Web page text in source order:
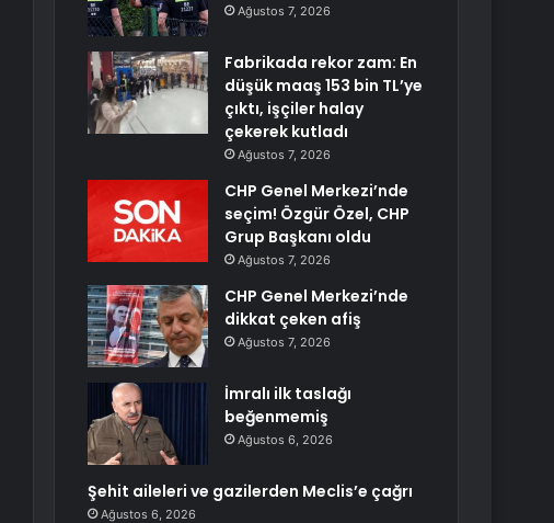
Ağustos 7, 2026
Fabrikada rekor zam: En
düşük maaş 153 bin TL’ye
çıktı, işçiler halay
çekerek kutladı
Ağustos 7, 2026
CHP Genel Merkezi’nde
seçim! Özgür Özel, CHP
Grup Başkanı oldu
Ağustos 7, 2026
CHP Genel Merkezi’nde
dikkat çeken afiş
Ağustos 7, 2026
İmralı ilk taslağı
beğenmemiş
Ağustos 6, 2026
Şehit aileleri ve gazilerden Meclis’e çağrı
Ağustos 6, 2026